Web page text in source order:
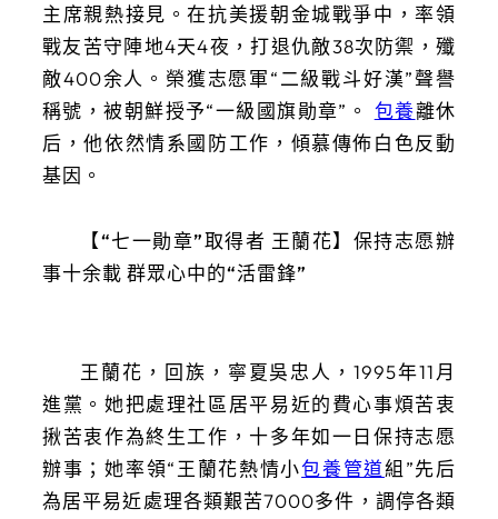
主席親熱接見。在抗美援朝金城戰爭中，率領
戰友苦守陣地4天4夜，打退仇敵38次防禦，殲
敵400余人。榮獲志愿軍“二級戰斗好漢”聲譽
稱號，被朝鮮授予“一級國旗勛章”。 包養離休
后，他依然情系國防工作，傾慕傳佈白色反動
基因。
【“七一勛章”取得者 王蘭花】保持志愿辦
事十余載 群眾心中的“活雷鋒”
王蘭花，回族，寧夏吳忠人，1995年11月
進黨。她把處理社區居平易近的費心事煩苦衷
揪苦衷作為終生工作，十多年如一日保持志愿
辦事；她率領“王蘭花熱情小包養管道組”先后
為居平易近處理各類艱苦7000多件，調停各類